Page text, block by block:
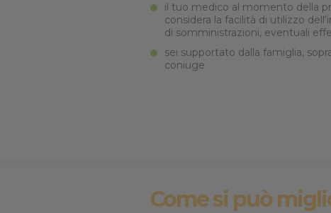
il tuo medico al momento della
considera la facilità di utilizzo
di somministrazioni, eventuali
sei supportato dalla famiglia,
coniuge
Come si può